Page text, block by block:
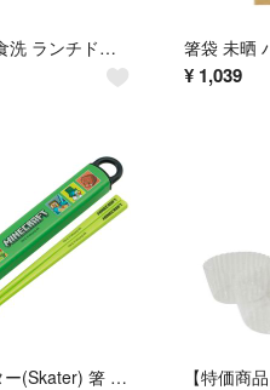
イシダ 食洗 ランチドゥ ハーフコンビ 23cm 日本製 黒 ブランド: イシダ
¥ 1,039
スケーター(Skater) 箸 箸箱 セット 子供用 お弁当 16.5cm 日本